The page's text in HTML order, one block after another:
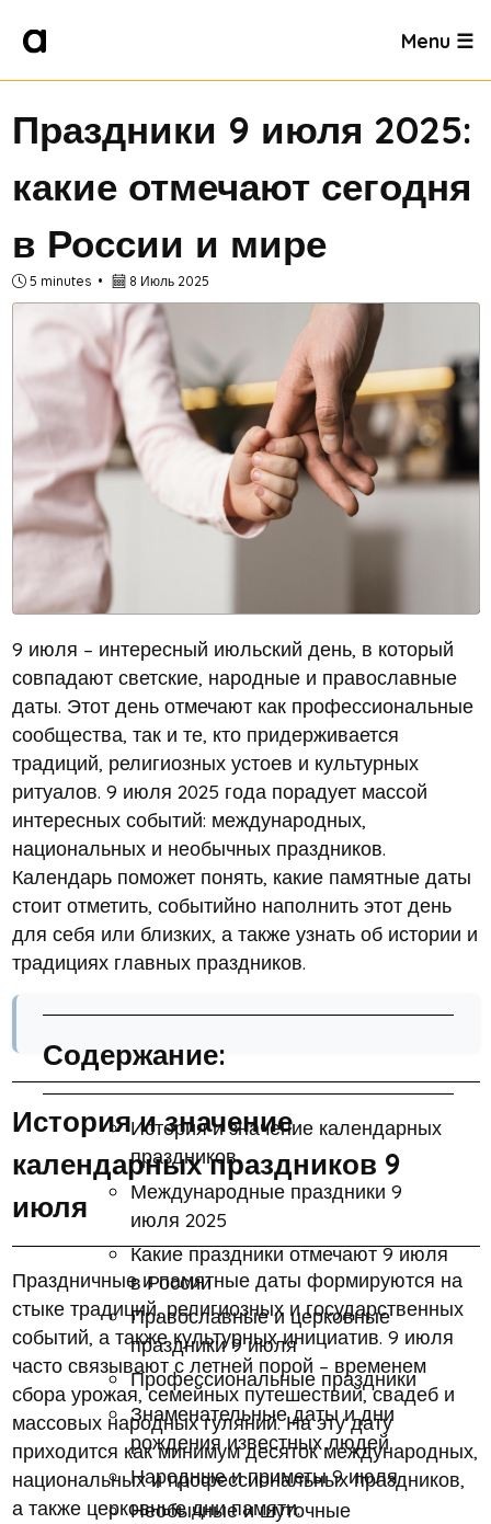
Menu ☰
Праздники 9 июля 2025:
какие отмечают сегодня
в России и мире
5 minutes 8 Июль 2025
9 июля – интересный июльский день, в который
совпадают светские, народные и православные
даты. Этот день отмечают как профессиональные
сообщества, так и те, кто придерживается
традиций, религиозных устоев и культурных
ритуалов. 9 июля 2025 года порадует массой
интересных событий: международных,
национальных и необычных праздников.
Календарь поможет понять, какие памятные даты
стоит отметить, событийно наполнить этот день
для себя или близких, а также узнать об истории и
традициях главных праздников.
Содержание:
История и значение календарных
праздников
Международные праздники 9
июля 2025
Какие праздники отмечают 9 июля
в России
Православные и церковные
праздники 9 июля
Профессиональные праздники
Знаменательные даты и дни
рождения известных людей
Народные и приметы 9 июля
Необычные и шуточные
История и значение
календарных праздников 9
июля
Праздничные и памятные даты формируются на
стыке традиций, религиозных и государственных
событий, а также культурных инициатив. 9 июля
часто связывают с летней порой – временем
сбора урожая, семейных путешествий, свадеб и
массовых народных гуляний. На эту дату
приходится как минимум десяток международных,
национальных и профессиональных праздников,
а также церковные дни памяти.